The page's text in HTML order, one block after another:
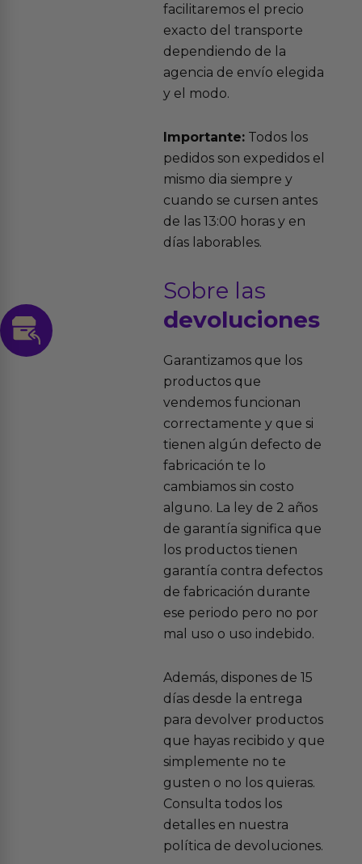
facilitaremos el precio
exacto del transporte
dependiendo de la
agencia de envío elegida
y el modo.
Importante:Todos los
pedidos son expedidos el
mismo dia siempre y
cuando se cursen antes
de las 13:00 horas y en
días laborables.
Sobre las
devoluciones
Garantizamos que los
productos que
vendemos funcionan
correctamente y que si
tienen algún defecto de
fabricación te lo
cambiamos sin costo
alguno. La ley de 2 años
de garantía significa que
los productos tienen
garantía contra defectos
de fabricación durante
ese periodo pero no por
mal uso o uso indebido.
Además, dispones de 15
días desde la entrega
para devolver productos
que hayas recibido y que
simplemente no te
gusten o no los quieras.
Consulta todos los
detalles en nuestra
política de devoluciones.